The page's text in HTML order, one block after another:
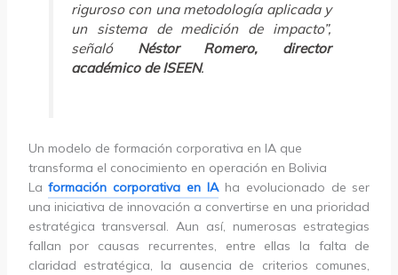
riguroso con una metodología aplicada y
un sistema de medición de impacto”,
señaló Néstor Romero, director
académico de ISEEN.
Un modelo de formación corporativa en IA que
transforma el conocimiento en operación en Bolivia
Laformación corporativa en IAha evolucionado de ser
una iniciativa de innovación a convertirse en una prioridad
estratégica transversal. Aun así, numerosas estrategias
fallan por causas recurrentes, entre ellas la falta de
claridad estratégica, la ausencia de criterios comunes,